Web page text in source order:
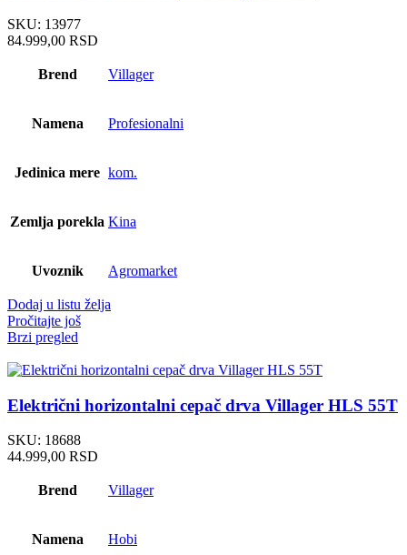
SKU: 13977
84.999,00 RSD
Brend Villager
Namena Profesionalni
Jedinica mere kom.
Zemlja porekla Kina
Uvoznik Agromarket
Dodaj u listu želja
Pročitajte još
Brzi pregled
Električni horizontalni cepač drva Villager HLS 55T
SKU: 18688
44.999,00 RSD
Brend Villager
Namena Hobi